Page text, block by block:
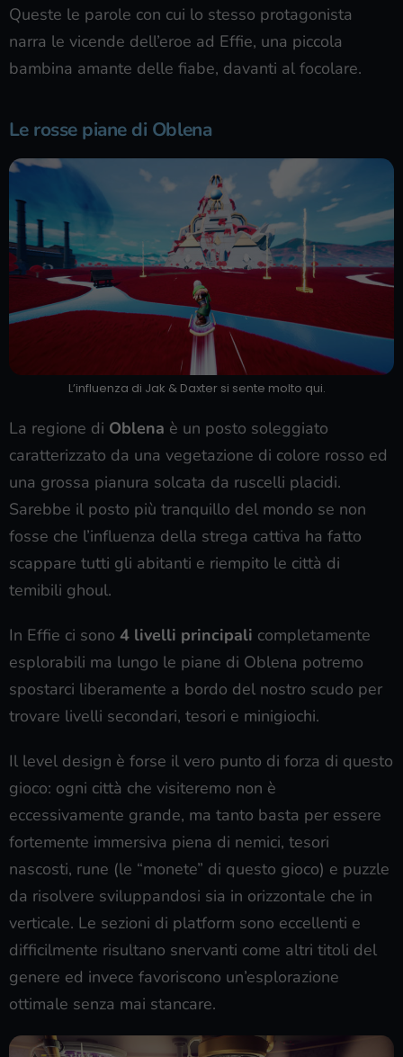
Queste le parole con cui lo stesso protagonista
narra le vicende dell’eroe ad Effie, una piccola
bambina amante delle fiabe, davanti al focolare.
Le rosse piane di Oblena
L’influenza di Jak & Daxter si sente molto qui.
La regione di Oblena è un posto soleggiato
caratterizzato da una vegetazione di colore rosso ed
una grossa pianura solcata da ruscelli placidi.
Sarebbe il posto più tranquillo del mondo se non
fosse che l’influenza della strega cattiva ha fatto
scappare tutti gli abitanti e riempito le città di
temibili ghoul.
In Effie ci sono 4 livelli principali completamente
esplorabili ma lungo le piane di Oblena potremo
spostarci liberamente a bordo del nostro scudo per
trovare livelli secondari, tesori e minigiochi.
Il level design è forse il vero punto di forza di questo
gioco: ogni città che visiteremo non è
eccessivamente grande, ma tanto basta per essere
fortemente immersiva piena di nemici, tesori
nascosti, rune (le “monete” di questo gioco) e puzzle
da risolvere sviluppandosi sia in orizzontale che in
verticale. Le sezioni di platform sono eccellenti e
difficilmente risultano snervanti come altri titoli del
genere ed invece favoriscono un’esplorazione
ottimale senza mai stancare.